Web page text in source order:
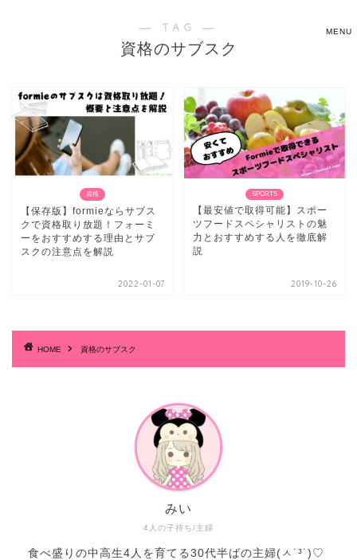
― TAG ―
資格のサブスク
資格
【保存版】formieならサブス
クで資格取り放題！フォーミ
ーをおすすめする理由とサブ
スクの注意点を解説
2022-01-07
SPORTS
【最安値で取得可能】スポー
ツフードスペシャリストの魅
力とおすすめする人を徹底解
説
2019-10-26
HOME 資格のサブスク
4人の子持ち/主婦
みい
食べ盛りの中高生4人を育てる30代半ばの主婦(ㅅ˙³˙)♡